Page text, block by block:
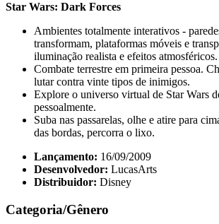
Star Wars: Dark Forces
Ambientes totalmente interativos -
transformam, plataformas móveis e
iluminação realista e efeitos atmosféricos.
Combate terrestre em primeira pessoa.
lutar contra vinte tipos de inimigos.
Explore o universo virtual de Star Wars
pessoalmente.
Suba nas passarelas, olhe e atire para
das bordas, percorra o lixo.
Lançamento: 16/09/2009
Desenvolvedor: LucasArts
Distribuidor: Disney
Categoria/Gênero